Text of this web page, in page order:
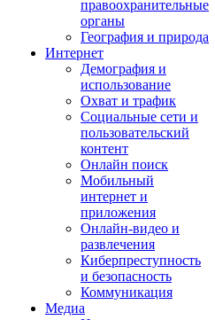
правоохранительные
органы
География и природа
Интернет
Демография и
использование
Охват и трафик
Социальные сети и
пользовательский
контент
Онлайн поиск
Мобильный
интернет и
приложения
Онлайн-видео и
развлечения
Киберпреступность
и безопасность
Коммуникация
Медиа